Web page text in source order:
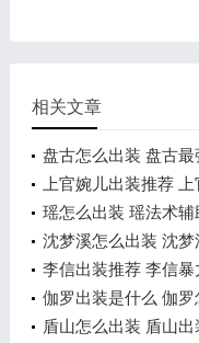
相关文章
盘古怎么出装 盘古
上官婉儿出装推荐
瑶怎么出装 瑶法术
沈梦溪怎么出装 沈
李信出装推荐 李信
伽罗出装是什么 伽
盾山怎么出装 盾山